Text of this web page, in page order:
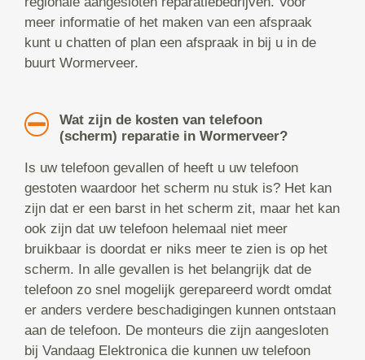
meer informatie of het maken van een afspraak
kunt u chatten of plan een afspraak in bij u in de
buurt Wormerveer.
Wat zijn de kosten van telefoon
(scherm) reparatie in Wormerveer?
Is uw telefoon gevallen of heeft u uw telefoon
gestoten waardoor het scherm nu stuk is? Het kan
zijn dat er een barst in het scherm zit, maar het kan
ook zijn dat uw telefoon helemaal niet meer
bruikbaar is doordat er niks meer te zien is op het
scherm. In alle gevallen is het belangrijk dat de
telefoon zo snel mogelijk gerepareerd wordt omdat
er anders verdere beschadigingen kunnen ontstaan
aan de telefoon. De monteurs die zijn aangesloten
bij Vandaag Elektronica die kunnen uw telefoon